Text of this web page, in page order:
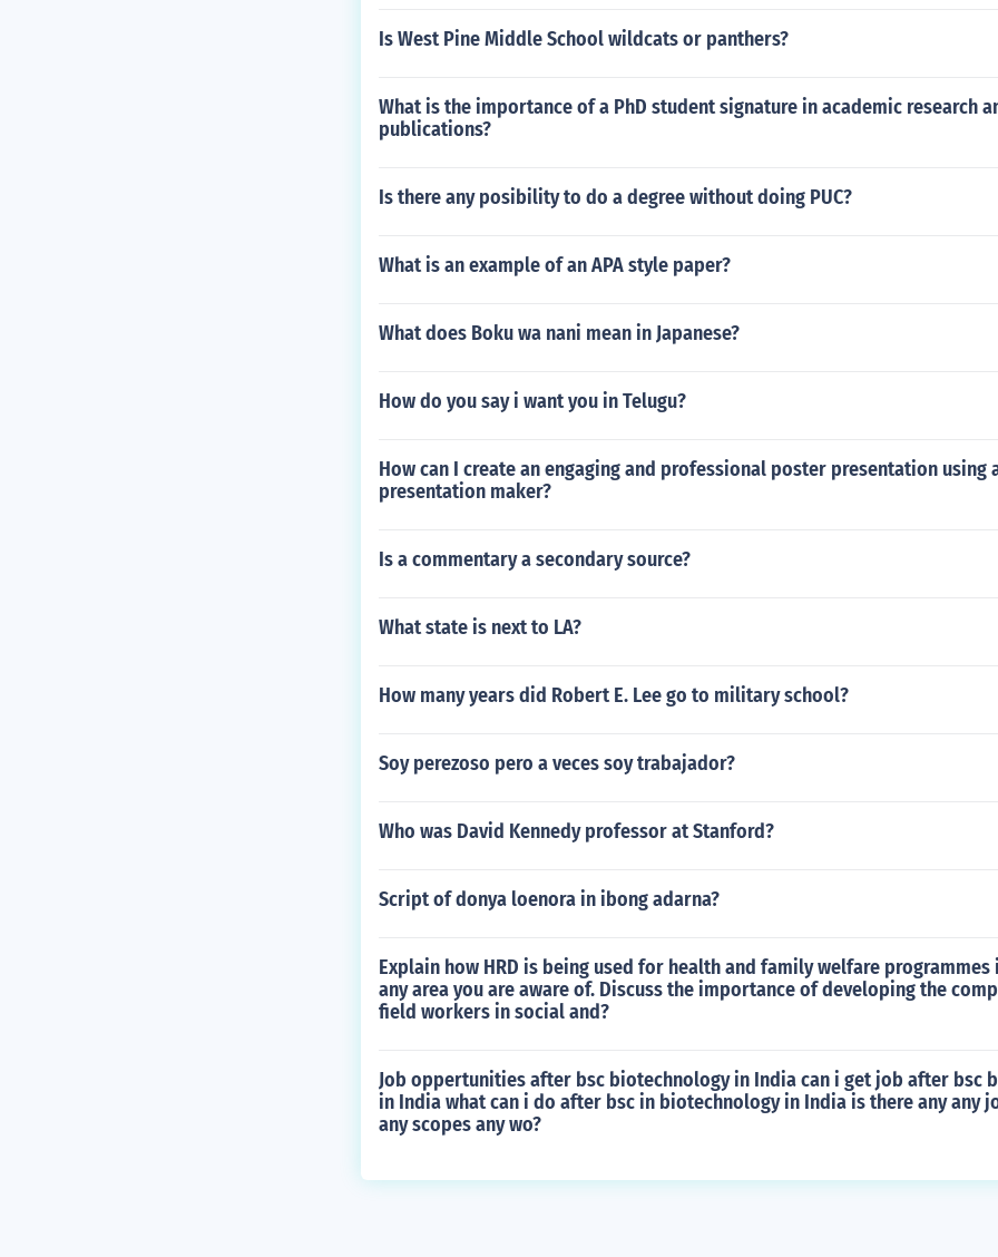
Is West Pine Middle School wildcats or panthers?
What is the importance of a PhD student signature in academic research
publications?
Is there any posibility to do a degree without doing PUC?
What is an example of an APA style paper?
What does Boku wa nani mean in Japanese?
How do you say i want you in Telugu?
How can I create an engaging and professional poster presentation using
presentation maker?
Is a commentary a secondary source?
What state is next to LA?
How many years did Robert E. Lee go to military school?
Soy perezoso pero a veces soy trabajador?
Who was David Kennedy professor at Stanford?
Script of donya loenora in ibong adarna?
Explain how HRD is being used for health and family welfare
any area you are aware of. Discuss the importance of developing the
field workers in social and?
Job oppertunities after bsc biotechnology in India can i get job after bsc
in India what can i do after bsc in biotechnology in India is there any any
any scopes any wo?